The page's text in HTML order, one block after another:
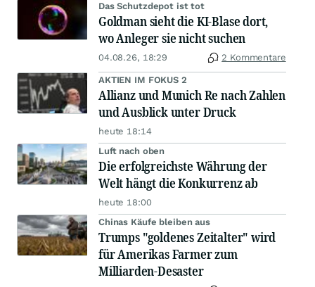
Das Schutzdepot ist tot
Goldman sieht die KI-Blase dort,
wo Anleger sie nicht suchen
04.08.26, 18:29 2 Kommentare
AKTIEN IM FOKUS 2
Allianz und Munich Re nach Zahlen
und Ausblick unter Druck
heute 18:14
Luft nach oben
Die erfolgreichste Währung der
Welt hängt die Konkurrenz ab
heute 18:00
Chinas Käufe bleiben aus
Trumps "goldenes Zeitalter" wird
für Amerikas Farmer zum
Milliarden-Desaster